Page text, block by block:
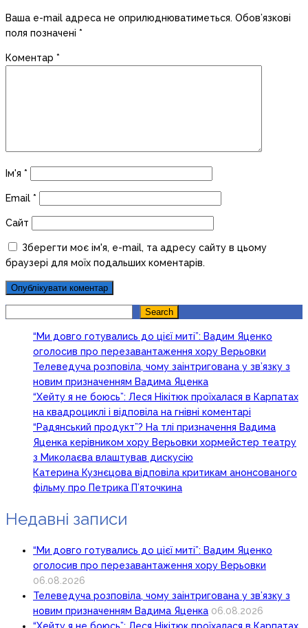
Ваша e-mail адреса не оприлюднюватиметься. Обов’язкові
поля позначені *
Коментар *
Ім'я *
Email *
Сайт
Зберегти моє ім'я, e-mail, та адресу сайту в цьому
браузері для моїх подальших коментарів.
Search
“Ми довго готувались до цієї миті”: Вадим Яценко
оголосив про перезавантаження хору Верьовки
Телеведуча розповіла, чому заінтригована у зв’язку з
новим призначенням Вадима Яценка
“Хейту я не боюсь”: Леся Нікітюк проїхалася в Карпатах
на квадроциклі і відповіла на гнівні коментарі
“Радянський продукт”? На тлі призначення Вадима
Яценка керівником хору Верьовки хормейстер театру
з Миколаєва влаштував дискусію
Катерина Кузнєцова відповіла критикам анонсованого
фільму про Петрика П’яточкина
Недавні записи
“Ми довго готувались до цієї миті”: Вадим Яценко
оголосив про перезавантаження хору Верьовки
06.08.2026
Телеведуча розповіла, чому заінтригована у зв’язку з
новим призначенням Вадима Яценка 06.08.2026